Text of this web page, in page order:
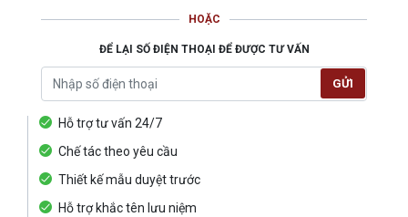
HOẶC
ĐỂ LẠI SỐ ĐIỆN THOẠI ĐỂ ĐƯỢC TƯ VẤN
GỬI
Hỗ trợ tư vấn 24/7
Chế tác theo yêu cầu
Thiết kế mẫu duyệt trước
Hỗ trợ khắc tên lưu niệm